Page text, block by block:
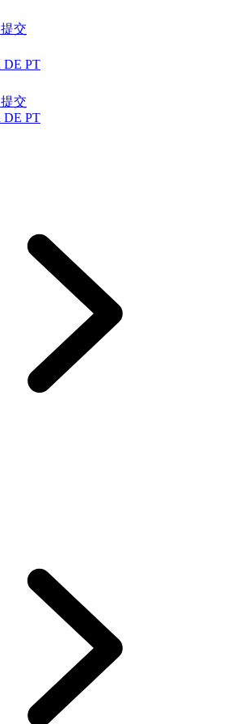
提交
DE PT
提交
DE PT